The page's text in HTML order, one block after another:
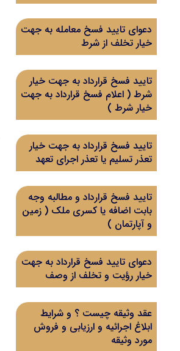
دعوای تایید فسخ معامله به جهت
خیار تخلف از شرط
تایید فسخ قرارداد به جهت خیار
شرط ( اعلام فسخ قرارداد به جهت
خیار شرط )
تایید فسخ قرارداد به جهت خیار
تعذر تسلیم یا تعذر اجرای تعهد
تایید فسخ قرارداد و مطالبه وجه
بابت اضافه یا کسری ملک ( زمین
و آپارتمان )
دعوای تایید فسخ قرارداد به جهت
خیار رؤیت و تخلف از وصف
عقد وثیقه چیست ؟ و شرایط
ابلاغ اجرائیه و ارزیابی و فروش
مورد وثیقه